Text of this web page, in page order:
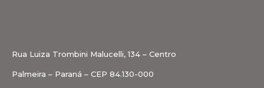
Rua Luiza Trombini Malucelli, 134 – Centro
Palmeira – Paraná – CEP 84.130-000